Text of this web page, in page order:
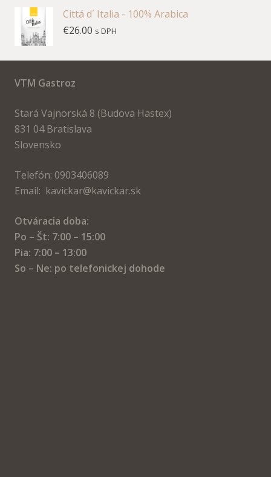
Cittá d´ Italia - 100% Arabica
€26.00 s DPH
VTM Gastroz
Stará Vajnorská 8 (Budova Hastex)
831 04 Bratislava
Slovensko
Telefón: 0903406089
Email: kavickar@kavickar.sk
Otváracia doba:
Po – Št: 7:00 – 15:00
Pia: 7:00 – 13:00
So – Ne: po telefonickej dohode